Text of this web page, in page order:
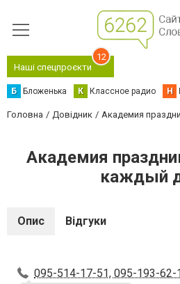
Наші спецпроєкти
12
Б Бложенька К Классное радио Н
Головна Довідник Академия
Академия
каждый
Опис Відгуки
095-514-17-51, 095-193-62-